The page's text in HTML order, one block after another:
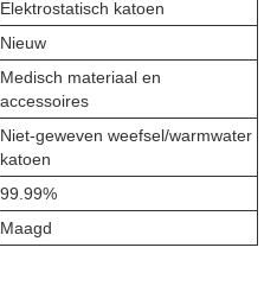
Elektrostatisch katoen
Nieuw
Medisch materiaal en
accessoires
Niet-geweven weefsel/warmwater
katoen
99.99%
Maagd